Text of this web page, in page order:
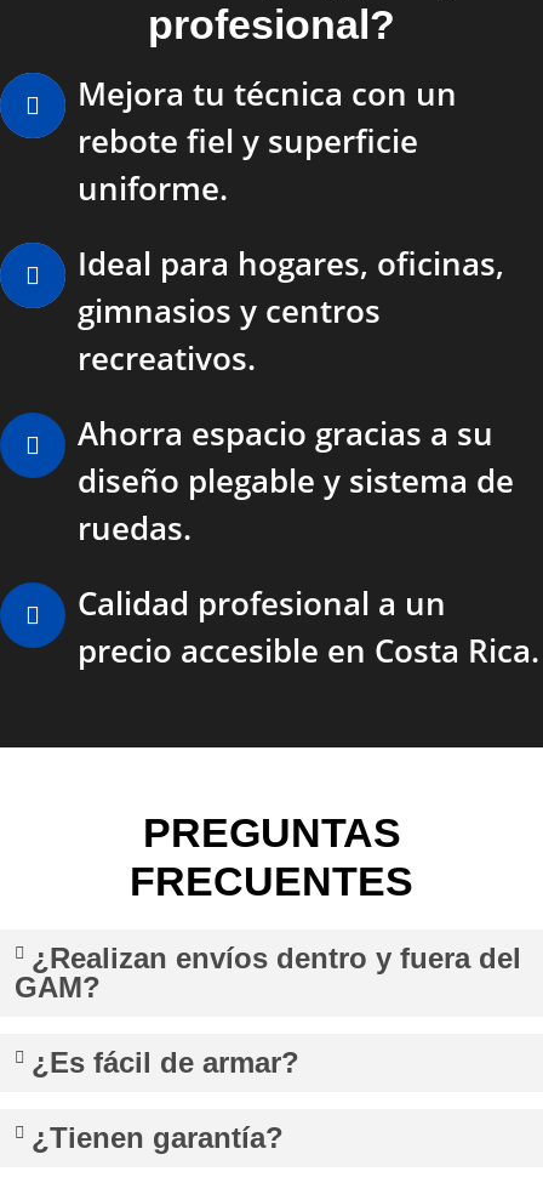
profesional?
Mejora tu técnica con un
rebote fiel y superficie
uniforme.
Ideal para hogares, oficinas,
gimnasios y centros
recreativos.
Ahorra espacio gracias a su
diseño plegable y sistema de
ruedas.
Calidad profesional a un
precio accesible en Costa Rica.
PREGUNTAS
FRECUENTES
¿Realizan envíos dentro y fuera del
GAM?
¿Es fácil de armar?
¿Tienen garantía?